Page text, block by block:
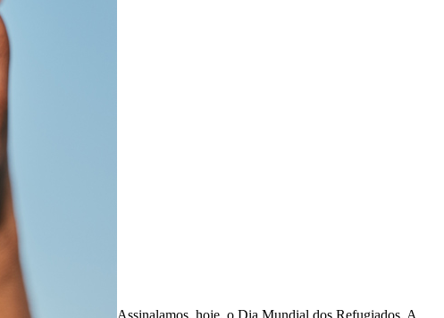
Assinalamos, hoje, o Dia Mundial dos Refugiados. A